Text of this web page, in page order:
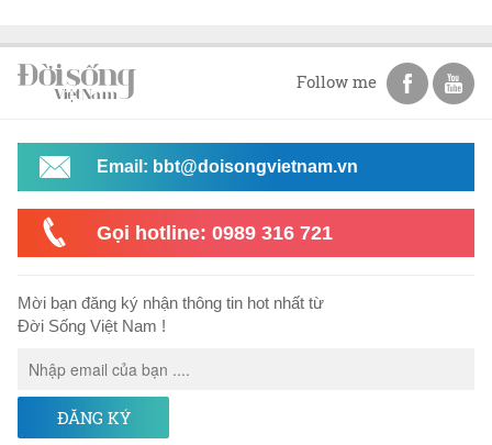
Follow me
Email: bbt@doisongvietnam.vn
Gọi hotline: 0989 316 721
Mời bạn đăng ký nhận thông tin hot nhất từ
Đời Sống Việt Nam !
ĐĂNG KÝ